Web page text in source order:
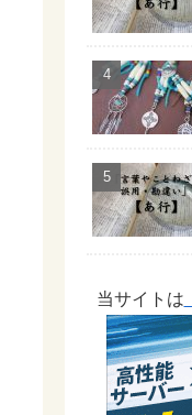
当サイトは